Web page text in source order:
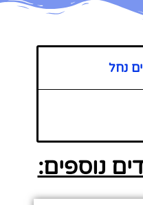
נחל
נוספים: